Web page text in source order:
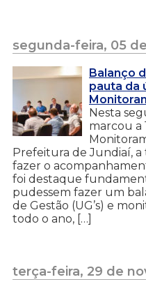
segunda-feira, 05
Balanço
pauta da
Nesta
marcou a
Prefeitura de Jundiaí,
fazer o
foi destaque
pudessem fazer um
de Gestão (UG’s) e
todo o ano, […]
terça-feira, 29 de